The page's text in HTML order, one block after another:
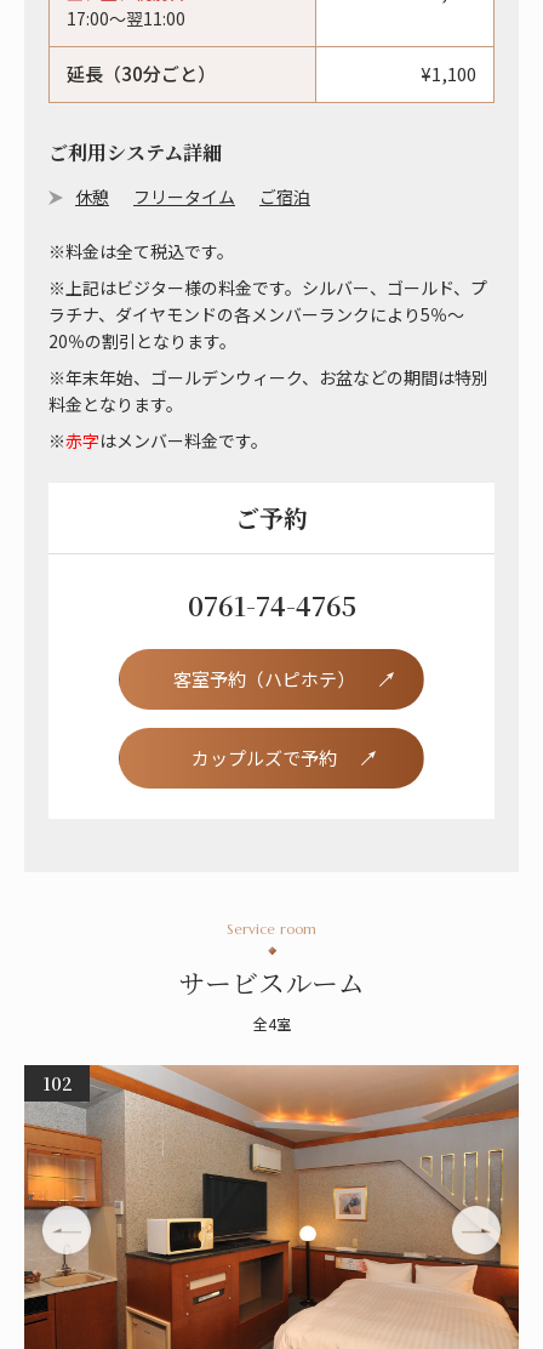
17:00〜翌11:00
延長（30分ごと） ¥1,100
ご利用システム詳細
休憩 フリータイム ご宿泊
※料金は全て税込です。
※上記はビジター様の料金です。シルバー、ゴールド、プ
ラチナ、ダイヤモンドの各メンバーランクにより5％～
20％の割引となります。
※年末年始、ゴールデンウィーク、お盆などの期間は特別
料金となります。
※赤字はメンバー料金です。
ご予約
0761-74-4765
客室予約（ハピホテ）
カップルズで予約
Service room
サービスルーム
全4室
102